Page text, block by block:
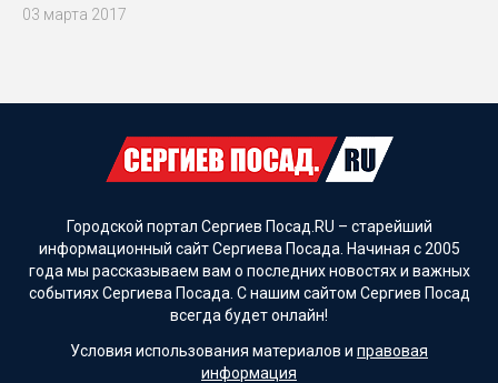
правительства Подмосковья Александр
03 марта 2017
Городской портал Сергиев Посад.RU – старейший
информационный сайт Сергиева Посада. Начиная с 2005
года мы рассказываем вам о последних новостях и важных
событиях Сергиева Посада. С нашим сайтом Сергиев Посад
всегда будет онлайн!
Условия использования материалов и правовая
информация